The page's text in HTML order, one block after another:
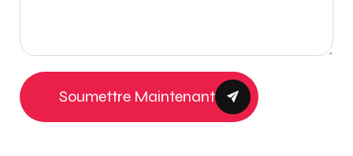
Soumettre Maintenant